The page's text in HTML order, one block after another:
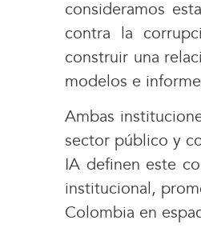
consideramos
contra la
construir una
modelos e
Ambas
sector público y
IA definen este
institucional,
Colombia en